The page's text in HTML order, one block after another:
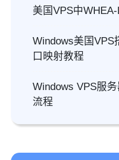
美国VPS中
Windows美国VPS
口映射教程
Windows VPS服
流程